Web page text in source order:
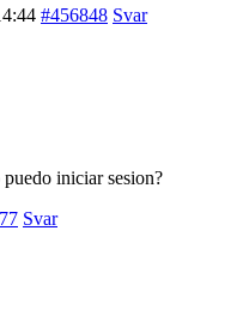
#456848 Svar
iniciar sesion?
Svar